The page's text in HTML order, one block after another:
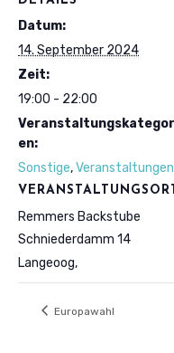
Datum:
14. September 2024
Zeit:
19:00 - 22:00
en:
Sonstige,Veranstaltungen
VERANSTALTUNGSORT
Remmers Backstube
Schniederdamm 14
Langeoog,
Europawahl